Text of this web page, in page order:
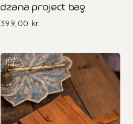
dzana project bag
399,00 kr